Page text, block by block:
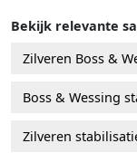
Bekijk relevante
Zilveren Boss &
Boss & Wessing
Zilveren